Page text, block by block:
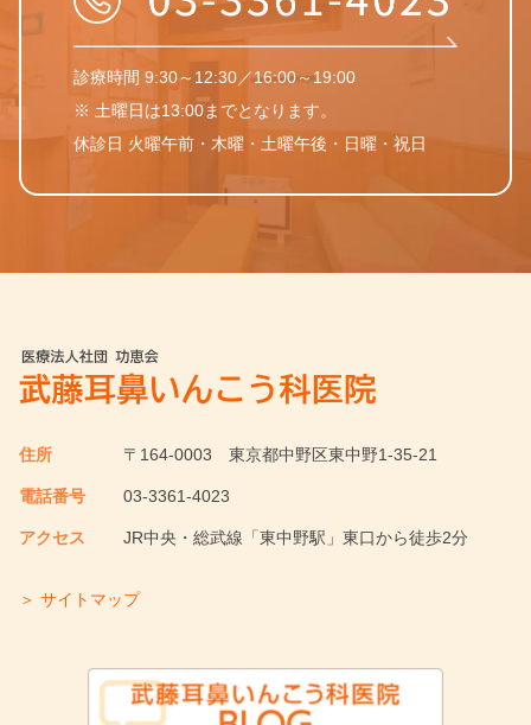
診療時間 9:30～12:30／16:00～19:00
※ 土曜日は13:00までとなります。
休診日 火曜午前・木曜・土曜午後・日曜・祝日
住所 〒164-0003 東京都中野区東中野1-35-21
電話番号 03-3361-4023
アクセス JR中央・総武線「東中野駅」東口から徒歩2分
＞ サイトマップ